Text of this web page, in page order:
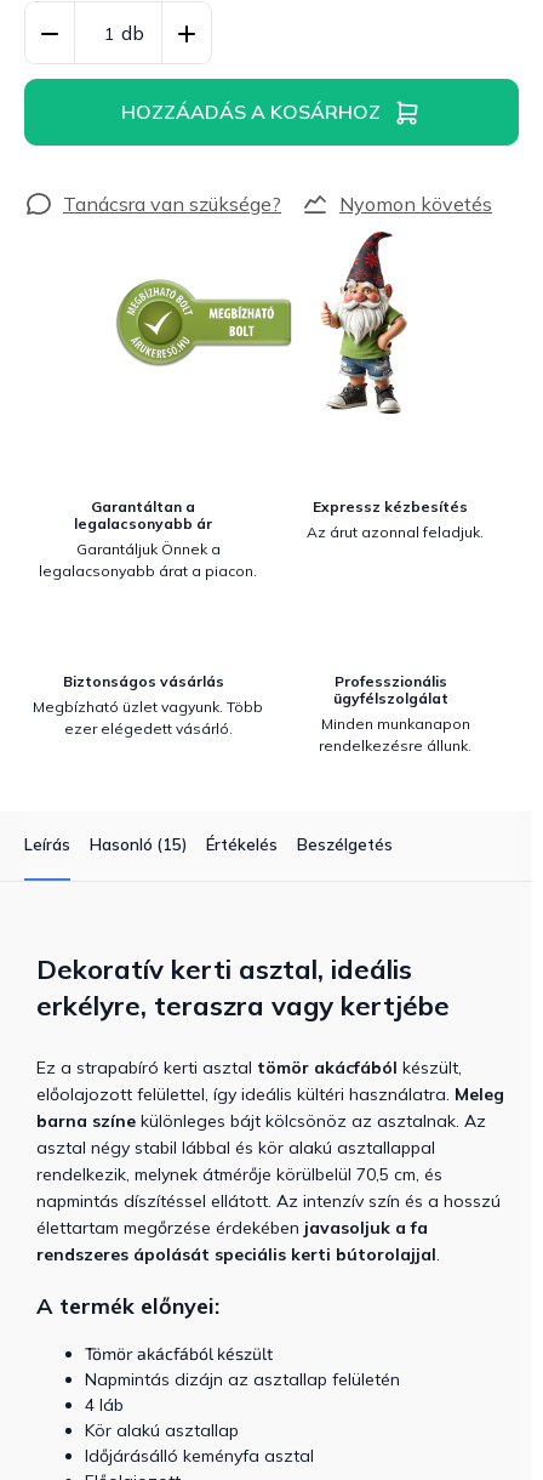
HOZZÁADÁS A KOSÁRHOZ
Nyomon követés
Garantáltan a
legalacsonyabb ár
Garantáljuk Önnek a
legalacsonyabb árat a piacon.
Expressz kézbesítés
Az árut azonnal feladjuk.
Biztonságos vásárlás
Megbízható üzlet vagyunk. Több
ezer elégedett vásárló.
Professzionális
ügyfélszolgálat
Minden munkanapon
rendelkezésre állunk.
Leírás Hasonló (15) Értékelés Beszélgetés
Dekoratív kerti asztal, ideális
erkélyre, teraszra vagy kertjébe
Ez a strapabíró kerti asztal tömör akácfából készült,
előolajozott felülettel, így ideális kültéri használatra. Meleg
barna színe különleges bájt kölcsönöz az asztalnak. Az
asztal négy stabil lábbal és kör alakú asztallappal
rendelkezik, melynek átmérője körülbelül 70,5 cm, és
napmintás díszítéssel ellátott. Az intenzív szín és a hosszú
élettartam megőrzése érdekében javasoljuk a fa
rendszeres ápolását speciális kerti bútorolajjal.
A termék előnyei:
Tömör akácfából készült
Napmintás dizájn az asztallap felületén
4 láb
Kör alakú asztallap
Időjárásálló keményfa asztal